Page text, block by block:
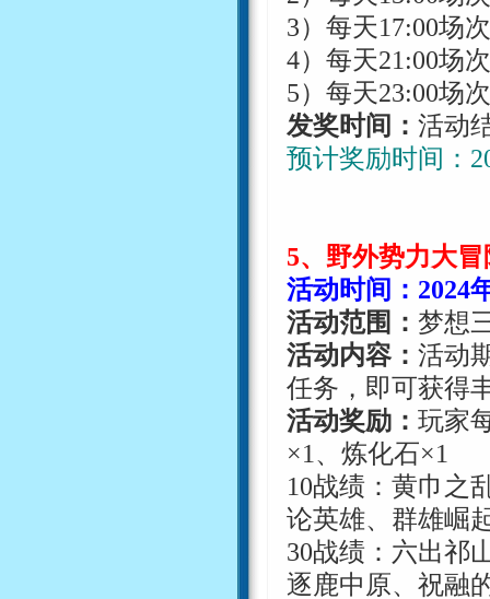
3）每天17:00场
4）每天21:00场
5）每天23:00场
发奖时间： 活动
预计奖励时间：
5、野外势力大冒
活动时间： 2024
活动范围： 梦想
活动内容： 活动
任务，即可获得
活动奖励： 玩家
×1 、炼化石×1
10战绩：黄巾之
论英雄、群雄崛
30战绩：六出祁
逐鹿中原、祝融